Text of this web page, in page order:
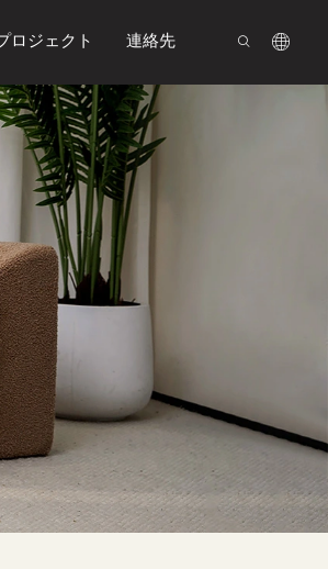
ロジェクト 連絡先